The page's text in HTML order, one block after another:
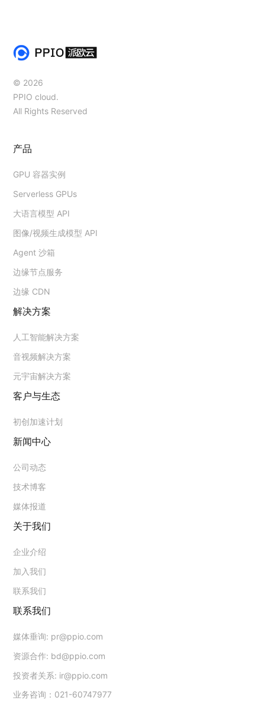
© 2026
PPIO cloud.
All Rights Reserved
产品
GPU 容器实例
Serverless GPUs
大语言模型 API
图像/视频生成模型 API
Agent 沙箱
边缘节点服务
边缘 CDN
解决方案
人工智能解决方案
音视频解决方案
元宇宙解决方案
客户与生态
初创加速计划
新闻中心
公司动态
技术博客
媒体报道
关于我们
企业介绍
加入我们
联系我们
联系我们
媒体垂询: pr@ppio.com
资源合作: bd@ppio.com
投资者关系: ir@ppio.com
业务咨询：021-60747977